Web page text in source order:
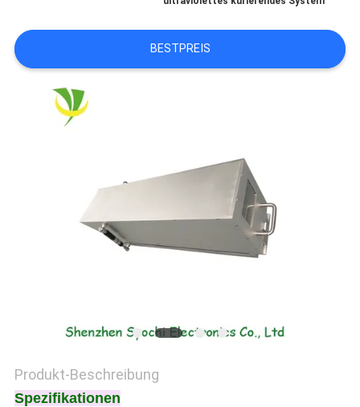
SIE
EIN
ZITAT
PRIVACY
BESTPREIS
Produkt-Beschreibung
Spezifikationen